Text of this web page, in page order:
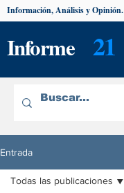
Informe 21
Información, Análisis y Opinión.
Entrada
Todas las publicaciones